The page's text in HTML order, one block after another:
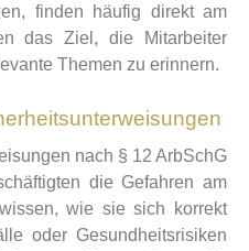
finden häufig direkt am
das Ziel, die Mitarbeiter
Themen zu erinnern.
nach § 12 ArbSchG
die Gefahren am
wie sie sich korrekt
oder Gesundheitsrisiken